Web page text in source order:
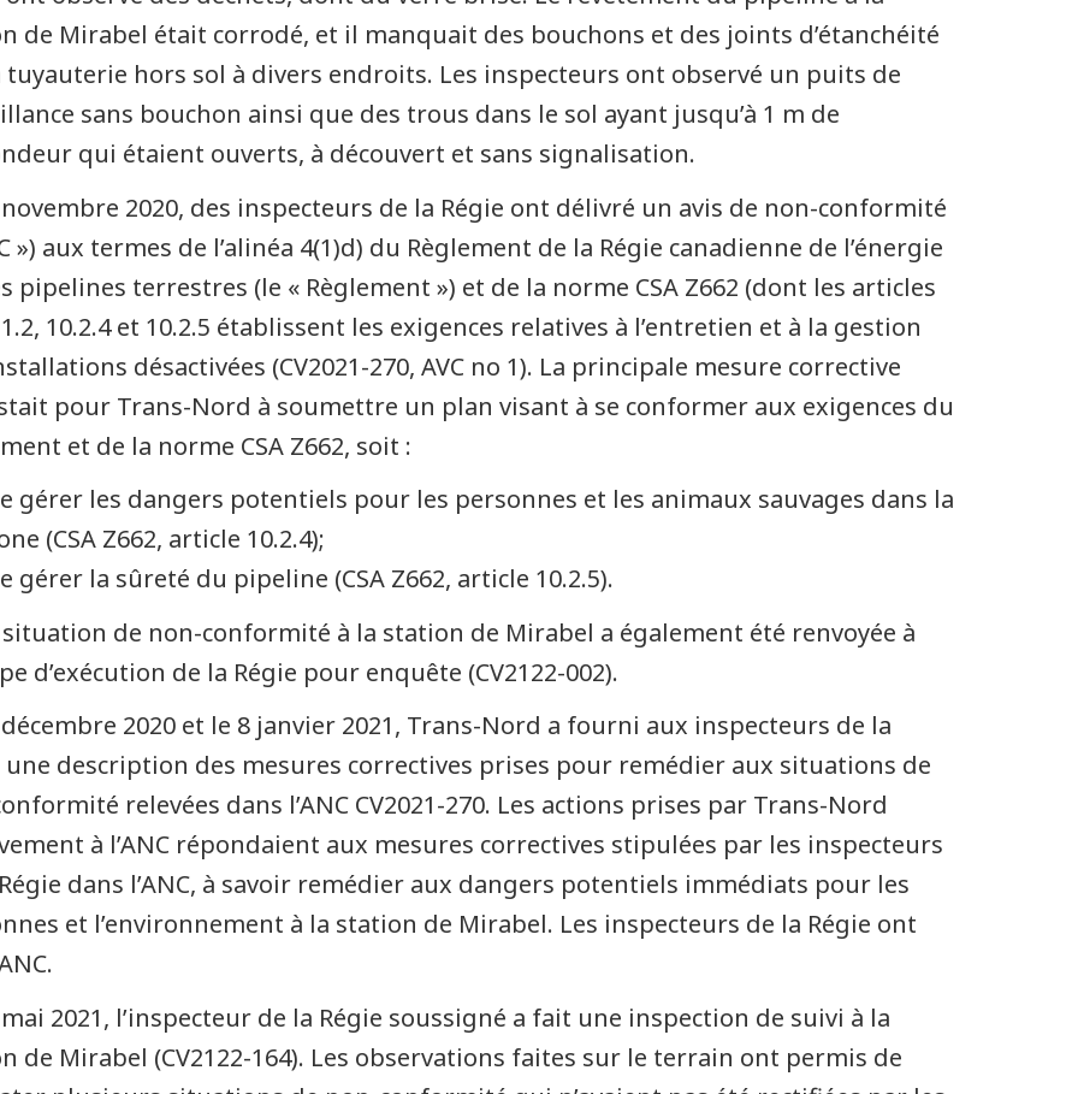
de Mirabel était corrodé, et il manquait des bouchons et des joints d’étanchéité
tuyauterie hors sol à divers endroits. Les inspecteurs ont observé un puits de
sans bouchon ainsi que des trous dans le sol ayant jusqu’à 1 m de
qui étaient ouverts, à découvert et sans signalisation.
novembre 2020, des inspecteurs de la Régie ont délivré un avis de non-conformité
») aux termes de l’alinéa 4(1)d) du Règlement de la Régie canadienne de l’énergie
pipelines terrestres (le « Règlement ») et de la norme CSA Z662 (dont les articles
10.2.4 et 10.2.5 établissent les exigences relatives à l’entretien et à la gestion
désactivées (CV2021-270, AVC no 1). La principale mesure corrective
pour Trans-Nord à soumettre un plan visant à se conformer aux exigences du
et de la norme CSA Z662, soit :
gérer les dangers potentiels pour les personnes et les animaux sauvages dans la
(CSA Z662, article 10.2.4);
gérer la sûreté du pipeline (CSA Z662, article 10.2.5).
de non-conformité à la station de Mirabel a également été renvoyée à
d’exécution de la Régie pour enquête (CV2122-002).
décembre 2020 et le 8 janvier 2021, Trans-Nord a fourni aux inspecteurs de la
une description des mesures correctives prises pour remédier aux situations de
relevées dans l’ANC CV2021-270. Les actions prises par Trans-Nord
à l’ANC répondaient aux mesures correctives stipulées par les inspecteurs
dans l’ANC, à savoir remédier aux dangers potentiels immédiats pour les
et l’environnement à la station de Mirabel. Les inspecteurs de la Régie ont
mai 2021, l’inspecteur de la Régie soussigné a fait une inspection de suivi à la
de Mirabel (CV2122-164). Les observations faites sur le terrain ont permis de